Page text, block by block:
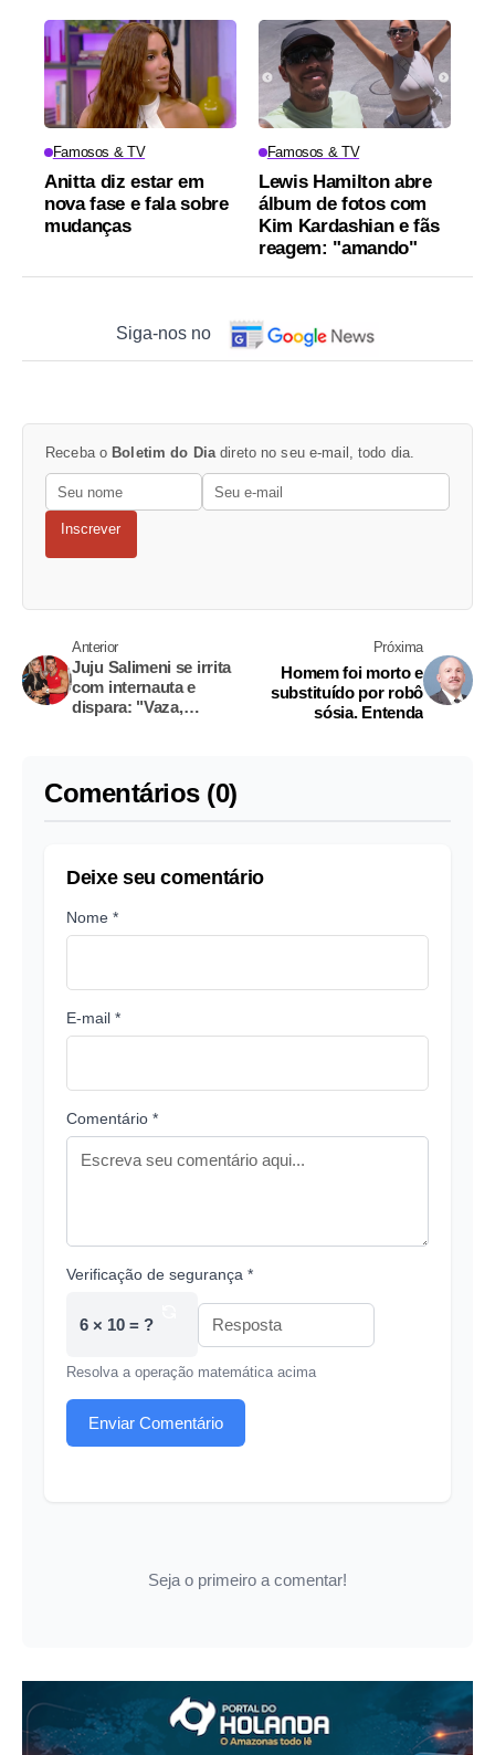
Famosos & TV
Anitta diz estar em
nova fase e fala sobre
mudanças
Famosos & TV
Lewis Hamilton abre
álbum de fotos com
Kim Kardashian e fãs
reagem: "amando"
Siga-nos no
Receba o Boletim do Dia direto no seu e-mail, todo dia.
Inscrever
Anterior
Juju Salimeni se irrita
com internauta e
dispara: "Vaza,
Próxima
Homem foi morto e
substituído por robô
sósia. Entenda
Comentários (0)
Deixe seu comentário
Nome *
E-mail *
Comentário *
Verificação de segurança *
6 × 10 = ?
Resolva a operação matemática acima
Enviar Comentário
Seja o primeiro a comentar!